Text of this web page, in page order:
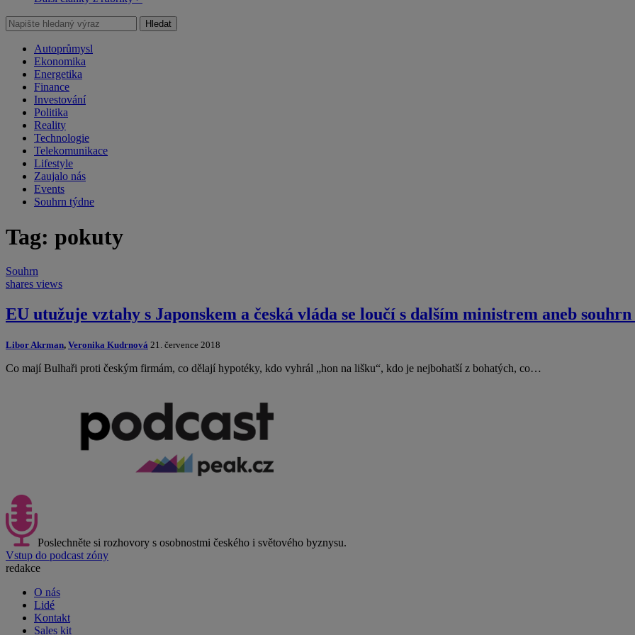
Hledat
Autoprůmysl
Ekonomika
Energetika
Finance
Investování
Politika
Reality
Technologie
Telekomunikace
Lifestyle
Zaujalo nás
Events
Souhrn týdne
Tag: pokuty
Souhrn
shares views
EU utužuje vztahy s Japonskem a česká vláda se loučí s dalším ministrem aneb
Libor Akrman, Veronika Kudrnová 21. července 2018
Co mají Bulhaři proti českým firmám, co dělají hypotéky, kdo vyhrál „hon na lišku“, kdo je nejbohatší z bohatých, co…
Poslechněte si rozhovory s osobnostmi českého i světového byznysu.
Vstup do podcast zóny
redakce
O nás
Lidé
Kontakt
Sales kit